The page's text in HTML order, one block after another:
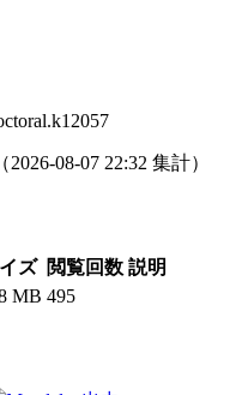
（2026-08-07 22:32 集計）
ズ 閲覧回数 説明
MB 495